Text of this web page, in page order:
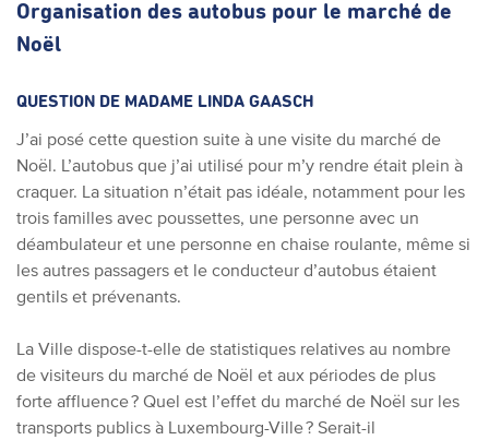
Organisation des autobus pour le marché de
Noël
QUESTION DE MADAME LINDA GAASCH
J’ai posé cette question suite à une visite du marché de
Noël. L’autobus que j’ai utilisé pour m’y rendre était plein à
craquer. La situation n’était pas idéale, notamment pour les
trois familles avec poussettes, une personne avec un
déambulateur et une personne en chaise roulante, même si
les autres passagers et le conducteur d’autobus étaient
gentils et prévenants.
La Ville dispose-t-elle de statistiques relatives au nombre
de visiteurs du marché de Noël et aux périodes de plus
forte affluence ? Quel est l’effet du marché de Noël sur les
transports publics à Luxembourg-Ville ? Serait-il